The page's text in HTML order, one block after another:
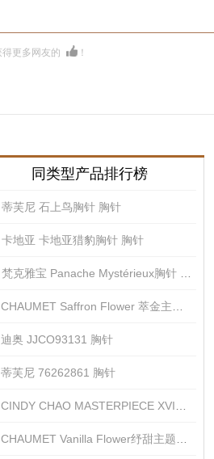
更多网友的 ！
同类型产品排行榜
蒂芙尼 石上鸟胸针 胸针
卡地亚 卡地亚猎豹胸针 胸针
梵克雅宝 Panache Mystérieux胸针 胸针
CHAUMET Saffron Flower 萃金主题胸针2 胸针
迪奥 JJCO93131 胸针
蒂芙尼 76262861 胸针
CINDY CHAO MASTERPIECE XVI金黄羽饰 胸针
CHAUMET Vanilla Flower纾甜主题胸针 胸针